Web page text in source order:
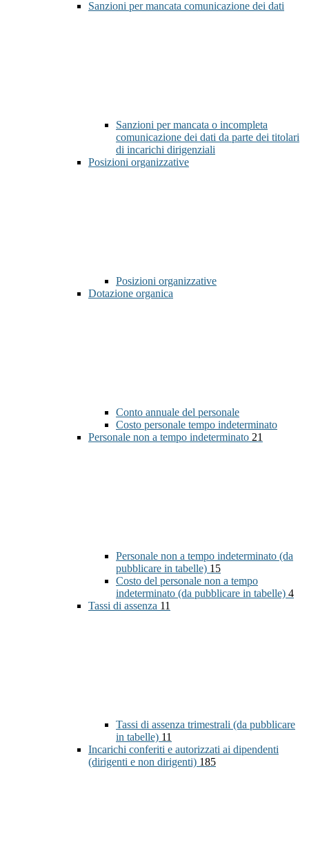
Sanzioni per mancata comunicazione dei dati
Sanzioni per mancata o incompleta
comunicazione dei dati da parte dei titolari
di incarichi dirigenziali
Posizioni organizzative
Posizioni organizzative
Dotazione organica
Conto annuale del personale
Costo personale tempo indeterminato
Personale non a tempo indeterminato 21
Personale non a tempo indeterminato (da
pubblicare in tabelle) 15
Costo del personale non a tempo
indeterminato (da pubblicare in tabelle) 4
Tassi di assenza 11
Tassi di assenza trimestrali (da pubblicare
in tabelle) 11
Incarichi conferiti e autorizzati ai dipendenti
(dirigenti e non dirigenti) 185